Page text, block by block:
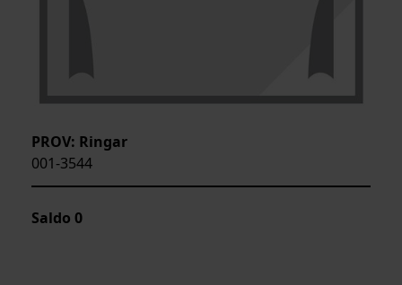
PROV: Ringar
001-3544
Saldo 0